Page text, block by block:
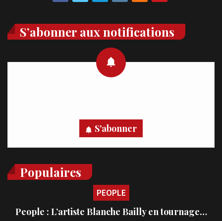
S’abonner aux notifications
S'abonner
Populaires
PEOPLE
People : L’artiste Blanche Bailly en tournage…